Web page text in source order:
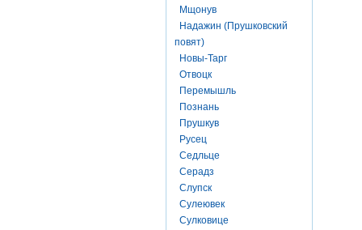
Мщонув
Надажин (Прушковский
повят)
Новы-Тарг
Отвоцк
Перемышль
Познань
Прушкув
Русец
Седльце
Серадз
Слупск
Сулеювек
Сулковице